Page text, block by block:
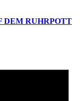
DEM RUHRPOTT